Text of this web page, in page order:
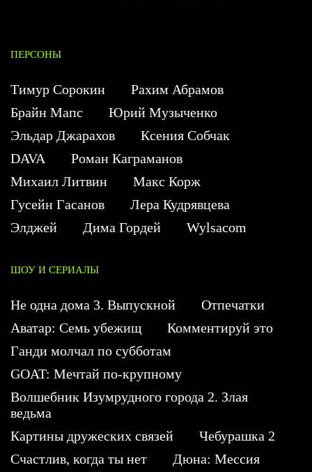
ПЕРСОНЫ
Тимур Сорокин
Рахим Абрамов
Брайн Мапс
Юрий Музыченко
Эльдар Джарахов
Ксения Собчак
DAVA
Роман Каграманов
Михаил Литвин
Макс Корж
Гусейн Гасанов
Лера Кудрявцева
Элджей
Дима Гордей Wylsacom
ШОУ И СЕРИАЛЫ
Не одна дома 3. Выпускной
Отпечатки
Аватар: Семь убежищ
Комментируй это
Ганди молчал по субботам
GOAT: Мечтай по-крупному
Волшебник Изумрудного города 2. Злая
ведьма
Картины дружеских связей
Чебурашка 2
Счастлив, когда ты нет
Дюна: Мессия